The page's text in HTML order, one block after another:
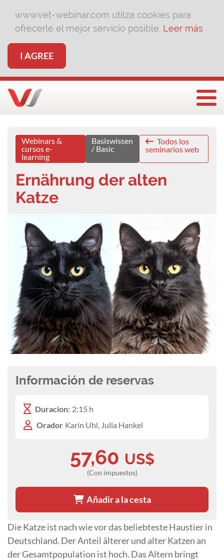
www.vet-webinar.com utilza cookies para
ofrecerle el mejor servicio posible. Leer más
I AGREE
Webinars &
cursos e-
learning
Basiswissen
/ Basic
Todos los
seminarios web
Ernährung der alten
Katze
Die Katze ist nach wie vor das beliebteste Haustier in
Deutschland. Der Anteil älterer und alter Katzen an
der Gesamtpopulation ist hoch. Das Altern bringt
Información de reservas
Duracion: 2:15 h
Orador Karin Uhl, Julia Hankel
57,60 US$
(Con impuestos)
Añadir a la cesta